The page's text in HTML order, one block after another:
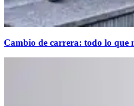
Cambio de carrera: todo lo que